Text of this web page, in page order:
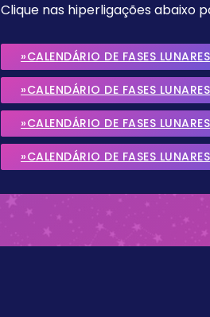
Clique nas hiperligações abaixo
»CALENDÁRIO DE FASES
»CALENDÁRIO DE FASES
»CALENDÁRIO DE FASES
»CALENDÁRIO DE FASES